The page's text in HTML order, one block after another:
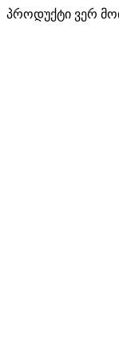
პროდუქტი ვერ